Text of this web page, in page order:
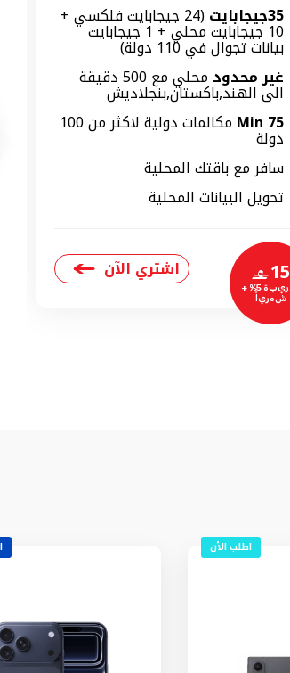
35جيجابايت (24 جيجابايت فلكسي +
10 جيجابايت محلي + 1 جيجابايت
بيانات تجوال في 110 دولة)
غير محدود
محلي مع 500 دقيقة
الى الهند,باكستان,بنجلاديش
75 Min
مكالمات دولية لاكثر من 100
دولة
سافر مع باقتك المحلية
تحويل البيانات المحلية
‒15
5% +
شهرياً
اشتري الآن
اطلب الأن